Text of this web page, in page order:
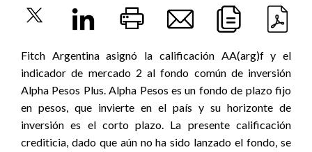
Fitch Argentina asignó la calificación AA(arg)f y el
indicador de mercado 2 al fondo común de inversión
Alpha Pesos Plus. Alpha Pesos es un fondo de plazo fijo
en pesos, que invierte en el país y su horizonte de
inversión es el corto plazo. La presente calificación
crediticia, dado que aún no ha sido lanzado el fondo, se